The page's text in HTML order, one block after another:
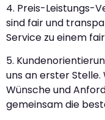
4. Preis-Leistungs-
sind fair und
Service zu einem
5.
uns an erster Stelle.
Wünsche und
gemeinsam die